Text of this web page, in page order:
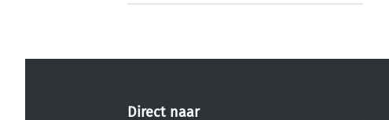
Direct naar